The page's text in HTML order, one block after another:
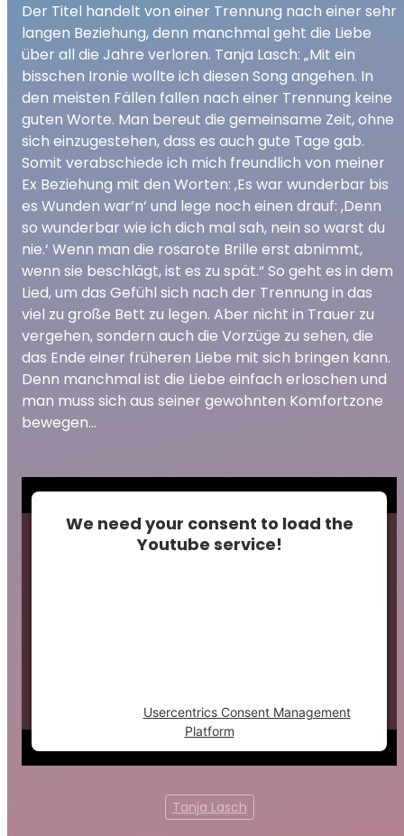
Der Titel handelt von einer Trennung nach einer sehr
langen Beziehung, denn manchmal geht die Liebe
über all die Jahre verloren. Tanja Lasch: „Mit ein
bisschen Ironie wollte ich diesen Song angehen. In
den meisten Fällen fallen nach einer Trennung keine
guten Worte. Man bereut die gemeinsame Zeit, ohne
sich einzugestehen, dass es auch gute Tage gab.
Somit verabschiede ich mich freundlich von meiner
Ex Beziehung mit den Worten: ‚Es war wunderbar bis
es Wunden war’n‘ und lege noch einen drauf: ‚Denn
so wunderbar wie ich dich mal sah, nein so warst du
nie.‘ Wenn man die rosarote Brille erst abnimmt,
wenn sie beschlägt, ist es zu spät.“ So geht es in dem
Lied, um das Gefühl sich nach der Trennung in das
viel zu große Bett zu legen. Aber nicht in Trauer zu
vergehen, sondern auch die Vorzüge zu sehen, die
das Ende einer früheren Liebe mit sich bringen kann.
Denn manchmal ist die Liebe einfach erloschen und
man muss sich aus seiner gewohnten Komfortzone
bewegen…
We need your consent to load the
Youtube service!
Usercentrics Consent Management
Platform
Tanja Lasch